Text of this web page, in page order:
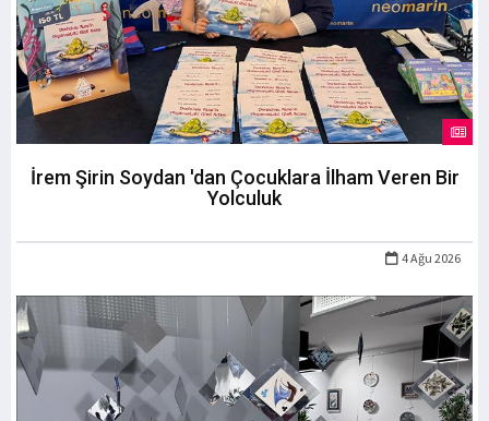
İrem Şirin Soydan 'dan Çocuklara İlham Veren Bir
Yolculuk
4 Ağu 2026